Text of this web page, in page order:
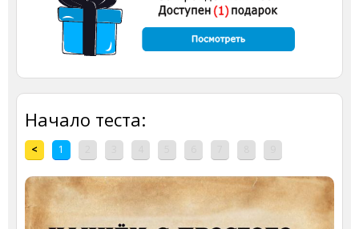
Начало теста:
< 1